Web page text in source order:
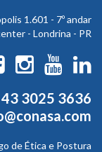
1.601 - 7º andar
- Londrina - PR
3025 3636
de Ética e Postura